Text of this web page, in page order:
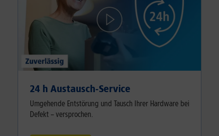
24 h Austausch-Service
Umgehende Entstörung und Tausch Ihrer Hardware bei
Defekt – versprochen.